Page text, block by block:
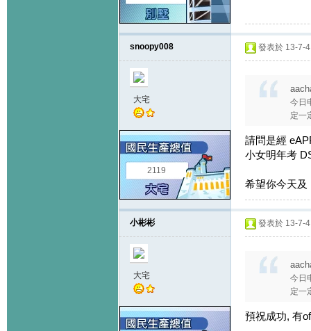
snoopy008
大宅
2119
發表於 13-7-
今日
定一
請問是經
小女明年考
希望你今天及
小彬彬
大宅
發表於 13-7-
今日
定一
預祝成功, 有